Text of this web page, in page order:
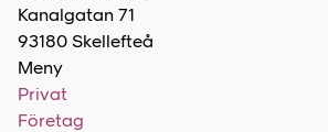
Kanalgatan 71
93180 Skellefteå
Meny
Privat
Företag